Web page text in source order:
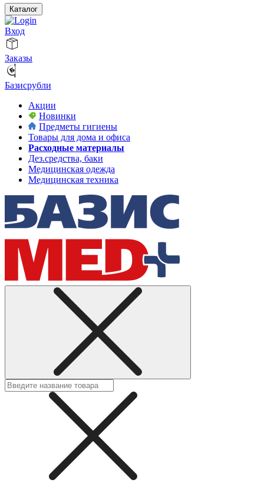
Каталог
Вход
Заказы
Базисрубли
Акции
Новинки
Предметы гигиены
Товары для дома и офиса
Расходные материалы
Дез.средства, баки
Медицинская одежда
Медицинская техника